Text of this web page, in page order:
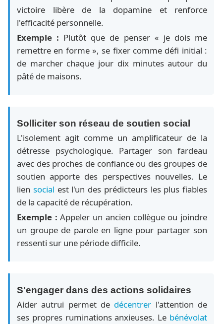
victoire libère de la dopamine et renforce
l'efficacité personnelle.
Exemple : Plutôt que de penser « je dois me
remettre en forme », se fixer comme défi initial :
de marcher chaque jour dix minutes autour du
pâté de maisons.
Solliciter son réseau de soutien social
L'isolement agit comme un amplificateur de la
détresse psychologique. Partager son fardeau
avec des proches de confiance ou des groupes de
soutien apporte des perspectives nouvelles. Le
lien social est l'un des prédicteurs les plus fiables
de la capacité de récupération.
Exemple :Appeler un ancien collègue ou joindre
un groupe de parole en ligne pour partager son
ressenti sur une période difficile.
S'engager dans des actions solidaires
Aider autrui permet de décentrer l'attention de
ses propres ruminations anxieuses. Le bénévolat